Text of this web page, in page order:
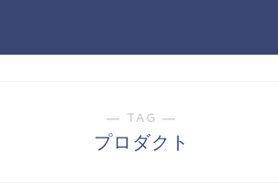
― TAG ―
プロダクト